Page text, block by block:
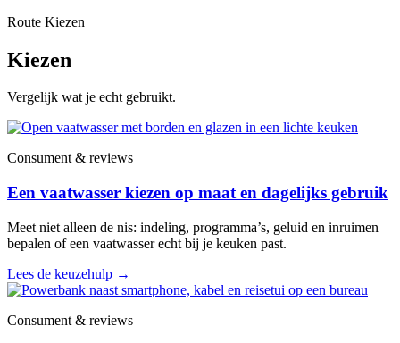
Route Kiezen
Kiezen
Vergelijk wat je echt gebruikt.
Consument & reviews
Een vaatwasser kiezen op maat en dagelijks gebruik
Meet niet alleen de nis: indeling, programma’s, geluid en inruimen
bepalen of een vaatwasser echt bij je keuken past.
Lees de keuzehulp →
Consument & reviews